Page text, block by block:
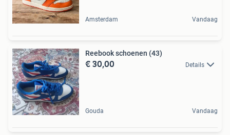
Amsterdam Vandaag
Reebook schoenen (43)
€ 30,00 Details
Gouda Vandaag